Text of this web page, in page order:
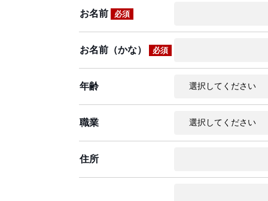
お名前 必須
お名前（かな） 必須
年齢
職業
住所